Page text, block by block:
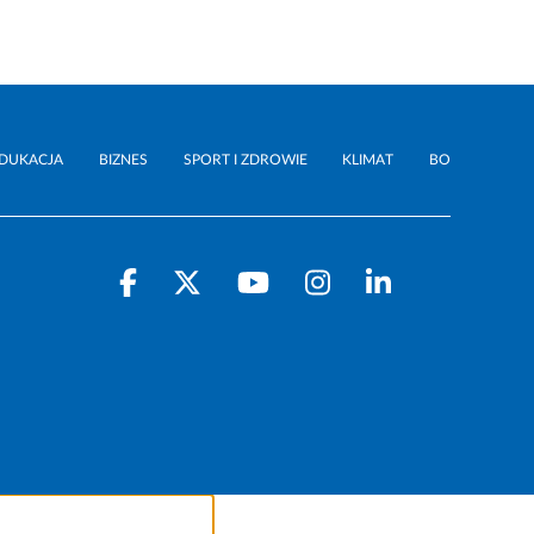
BIZNES SPORT I ZDROWIE KLIMAT BO